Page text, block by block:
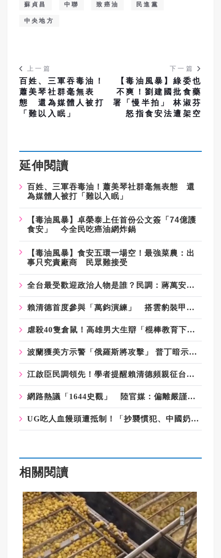
蘇貞昌 中聯 致癌油 民進黨
中央地方
上一篇
百姓、三軍吞毒油！
蕭美琴社群毫無表
態 還為媒體人被打
「難以入眠」
下一篇
【毒油風暴】綠委也
不爽！劉建國批食藥
署「慢半拍」 林淑芬
怒指食安法遭架空
延伸閱讀
百姓、三軍吞毒油！蕭美琴社群毫無表態 還
為媒體人被打「難以入眠」
【毒油風暴】卓榮泰上任首份公文簽「74億護
食安」 今全民吃癌油網炸鍋
【毒油風暴】食安五環一場空！最強菜農：出
事只究責廠商 民眾難接受
全台最受歡迎政治人物是誰？民調：蔣萬安奪49%好感度超越賴清德
賴清德首度參與「萬鈞演練」 搭雲豹裝甲車直奔衡山指揮所
虐殺40隻倉鼠！高雄男大生辯「棍棒教育下影響」 爆料者籲「各校封殺」
波蘭獲美方示警「俄羅斯將攻擊」 普丁暗示戰火將擴及北約
江啟臣民調領先！學者提醒賴清德頻親征台中：應先強化「這部分」
網路熱議「1644史觀」 陸官媒：偏離嚴謹歷史 干擾民族認同
UG吃人血饅頭遭抵制！「抄襲慣犯、中國奶精、老闆拔扈」黑歷史被挖出
相關閱讀